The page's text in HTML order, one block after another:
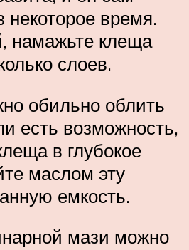
некоторое время.
намажьте клеща
слоев.
обильно облить
есть возможность,
в глубокое
маслом эту
емкость.
мази можно